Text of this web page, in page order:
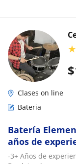
$
★
Clases on line
Bateria
Batería
años de
enseñar a
-3+ Años de